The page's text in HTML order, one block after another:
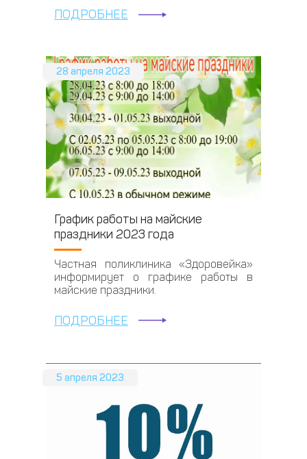
ПОДРОБНЕЕ
28 апреля 2023
График работы на майские
праздники 2023 года
Частная поликлиника «Здоровейка»
информирует о графике работы в
майские праздники.
ПОДРОБНЕЕ
5 апреля 2023